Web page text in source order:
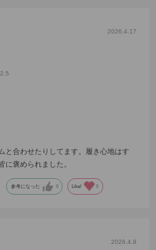
2026.4.17
と合わせたりしてます。履き心地はす
に褒められました。
参考になった 0 Like! 0
2026.4.8